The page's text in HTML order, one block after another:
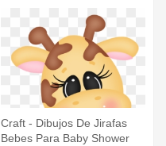
Craft - Dibujos De Jirafas
Bebes Para Baby Shower